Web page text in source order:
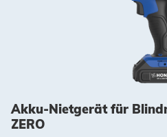
Akku-Nietgerät für
ZERO